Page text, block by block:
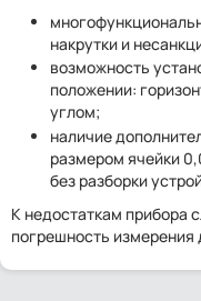
накрутки и
возможность
положении:
углом;
наличие
размером ячейки
без разборки
К недостаткам прибора
погрешность измерения